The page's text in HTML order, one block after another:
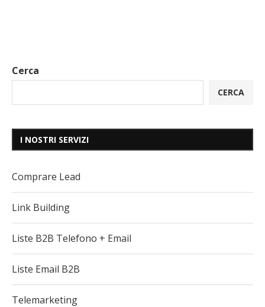
Cerca
CERCA
I NOSTRI SERVIZI
Comprare Lead
Link Building
Liste B2B Telefono + Email
Liste Email B2B
Telemarketing